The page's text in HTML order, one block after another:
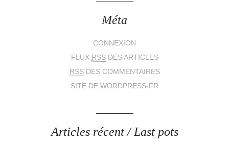
Méta
CONNEXION
FLUX RSSDES ARTICLES
RSSDES COMMENTAIRES
SITE DE WORDPRESS-FR
Articles récent / Last pots